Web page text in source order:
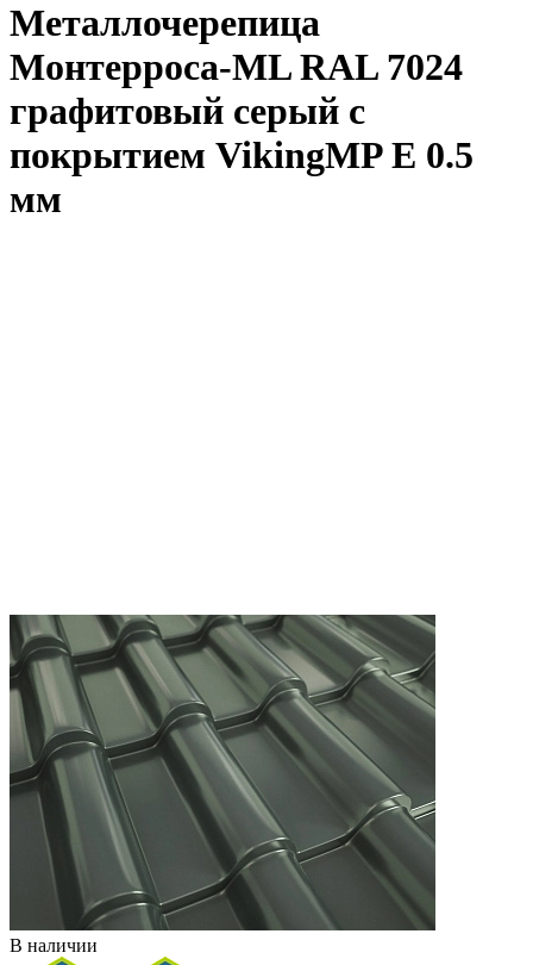
Металлочерепица
Монтерроса-ML RAL 7024
графитовый серый с
покрытием VikingMP E 0.5
мм
В наличии